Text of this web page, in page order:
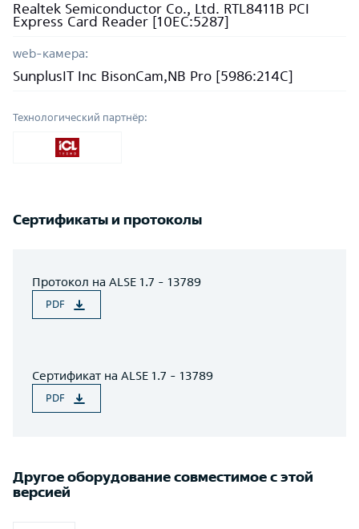
Realtek Semiconductor Co., Ltd. RTL8411B PCI
Express Card Reader [10EC:5287]
web-камера:
SunplusIT Inc BisonCam,NB Pro [5986:214C]
Технологический партнёр:
Сертификаты и протоколы
Протокол на ALSE 1.7 - 13789
PDF
Сертификат на ALSE 1.7 - 13789
PDF
Другое оборудование совместимое с этой
версией